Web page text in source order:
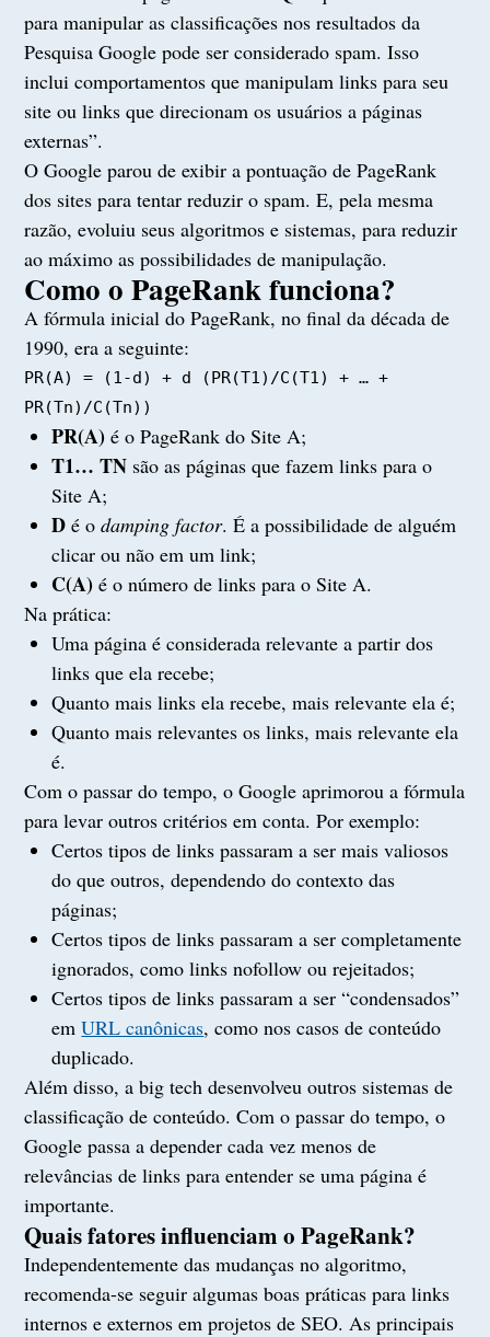
para manipular as classificações nos resultados da
Pesquisa Google pode ser considerado spam. Isso
inclui comportamentos que manipulam links para seu
site ou links que direcionam os usuários a páginas
externas”.
O Google parou de exibir a pontuação de PageRank
dos sites para tentar reduzir o spam. E, pela mesma
razão, evoluiu seus algoritmos e sistemas, para reduzir
ao máximo as possibilidades de manipulação.
Como o PageRank funciona?
A fórmula inicial do PageRank, no final da década de
1990, era a seguinte:
PR(A) = (1-d) + d (PR(T1)/C(T1) + … +
PR(Tn)/C(Tn))
PR(A)é o PageRank do Site A;
T1… TN são as páginas que fazem links para o
Site A;
D é odamping factor. É a possibilidade de alguém
clicar ou não em um link;
C(A)é o número de links para o Site A.
Na prática:
Uma página é considerada relevante a partir dos
links que ela recebe;
Quanto mais links ela recebe, mais relevante ela é;
Quanto mais relevantes os links, mais relevante ela
é.
Com o passar do tempo, o Google aprimorou a fórmula
para levar outros critérios em conta. Por exemplo:
Certos tipos de links passaram a ser mais valiosos
do que outros, dependendo do contexto das
páginas;
Certos tipos de links passaram a ser completamente
ignorados, como links nofollow ou rejeitados;
Certos tipos de links passaram a ser “condensados”
emURL canônicas, como nos casos de conteúdo
duplicado.
Além disso, a big tech desenvolveu outros sistemas de
classificação de conteúdo. Com o passar do tempo, o
Google passa a depender cada vez menos de
relevâncias de links para entender se uma página é
importante.
Quais fatores influenciam o PageRank?
Independentemente das mudanças no algoritmo,
recomenda-se seguir algumas boas práticas para links
internos e externos em projetos de SEO. As principais